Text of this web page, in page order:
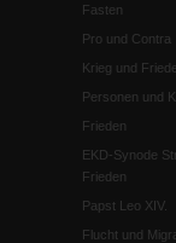
Fasten
Pro und Contra
Krieg und
Personen und
Frieden
EKD-Synode
Frieden
Papst Leo XIV.
Flucht und